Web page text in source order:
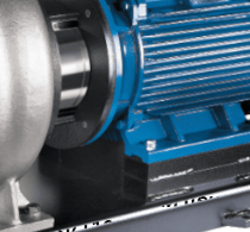
моноблочный
400G/110SWF